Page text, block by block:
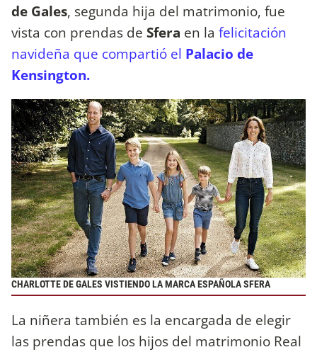
de Gales, segunda hija del matrimonio, fue
vista con prendas de Sfera en la felicitación
navideña que compartió el Palacio de
Kensington.
CHARLOTTE DE GALES VISTIENDO LA MARCA ESPAÑOLA SFERA
La niñera también es la encargada de elegir
las prendas que los hijos del matrimonio Real